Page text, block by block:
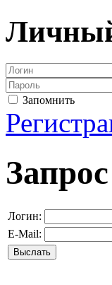
Запомнить
Логин:
E-Mail: